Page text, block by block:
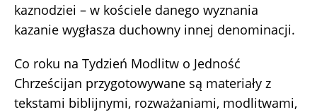
kaznodziei – w kościele danego wyznania
kazanie wygłasza duchowny innej denominacji.
Co roku na Tydzień Modlitw o Jedność
Chrześcijan przygotowywane są materiały z
tekstami biblijnymi, rozważaniami, modlitwami,